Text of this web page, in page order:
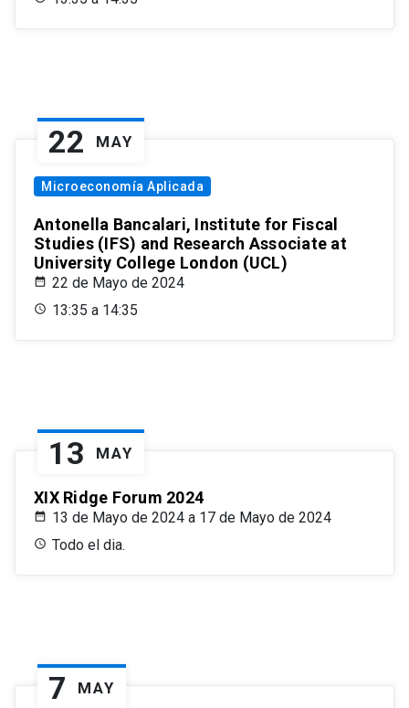
22 MAY
Microeconomía Aplicada
Antonella Bancalari, Institute for Fiscal
Studies (IFS) and Research Associate at
University College London (UCL)
22 de Mayo de 2024
13:35 a 14:35
13 MAY
XIX Ridge Forum 2024
13 de Mayo de 2024 a 17 de Mayo de 2024
Todo el dia.
7 MAY